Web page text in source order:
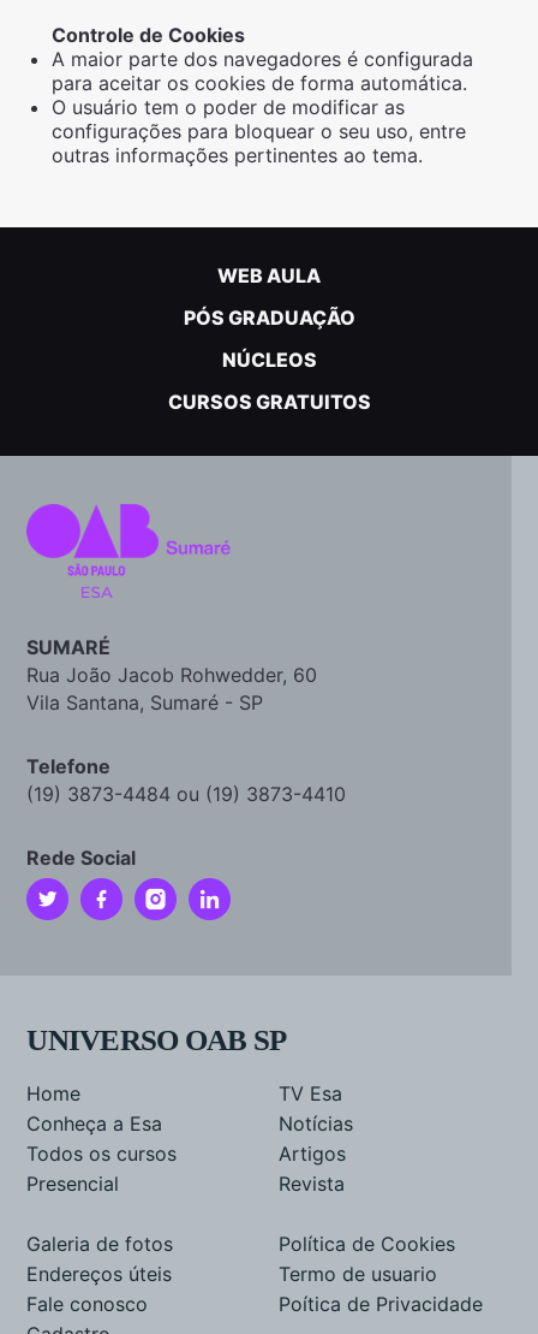
Controle de Cookies
A maior parte dos navegadores é configurada
para aceitar os cookies de forma automática.
O usuário tem o poder de modificar as
configurações para bloquear o seu uso, entre
outras informações pertinentes ao tema.
WEB AULA
PÓS GRADUAÇÃO
NÚCLEOS
CURSOS GRATUITOS
SUMARÉ
Rua João Jacob Rohwedder, 60
Vila Santana, Sumaré - SP
Telefone
(19) 3873-4484 ou (19) 3873-4410
Rede Social
UNIVERSO OAB SP
Home
Conheça a Esa
Todos os cursos
Presencial
TV Esa
Notícias
Artigos
Revista
Galeria de fotos
Endereços úteis
Fale conosco
Política de Cookies
Termo de usuario
Poítica de Privacidade